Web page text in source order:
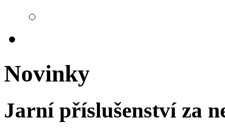
Novinky
Jarní příslušenství za